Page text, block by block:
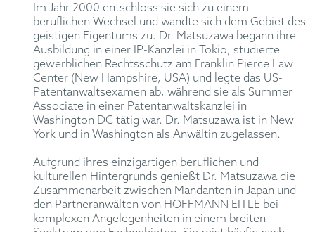
Im Jahr 2000 entschloss sie sich zu einem
beruflichen Wechsel und wandte sich dem Gebiet des
geistigen Eigentums zu. Dr. Matsuzawa begann ihre
Ausbildung in einer IP-Kanzlei in Tokio, studierte
gewerblichen Rechtsschutz am Franklin Pierce Law
Center (New Hampshire, USA) und legte das US-
Patentanwaltsexamen ab, während sie als Summer
Associate in einer Patentanwaltskanzlei in
Washington DC tätig war. Dr. Matsuzawa ist in New
York und in Washington als Anwältin zugelassen.
Aufgrund ihres einzigartigen beruflichen und
kulturellen Hintergrunds genießt Dr. Matsuzawa die
Zusammenarbeit zwischen Mandanten in Japan und
den Partneranwälten von HOFFMANN EITLE bei
komplexen Angelegenheiten in einem breiten